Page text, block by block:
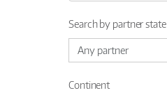
Search by partner state
Continent